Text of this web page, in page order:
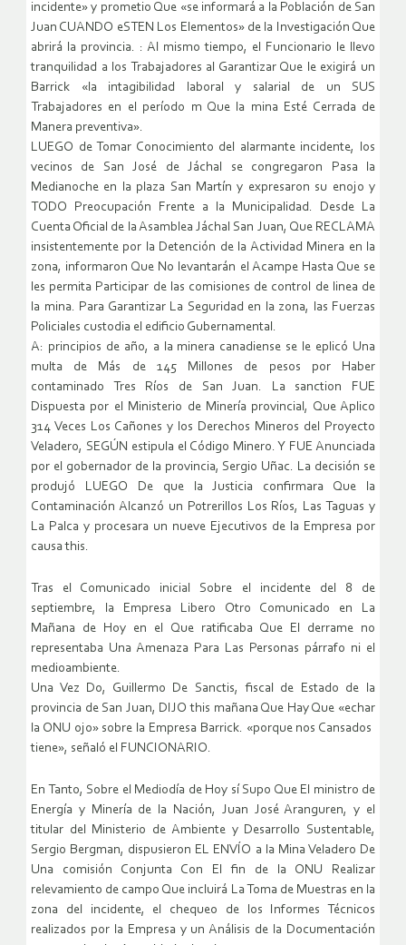
incidente» y prometio Que «se informará a la Población de San
Juan CUANDO eSTEN Los Elementos» de la Investigación Que
abrirá la provincia. : Al mismo tiempo, el Funcionario le llevo
tranquilidad a los Trabajadores al Garantizar Que le exigirá un
Barrick «la intagibilidad laboral y salarial de un SUS
Trabajadores en el período m Que la mina Esté Cerrada de
Manera preventiva».
LUEGO de Tomar Conocimiento del alarmante incidente, los
vecinos de San José de Jáchal se congregaron Pasa la
Medianoche en la plaza San Martín y expresaron su enojo y
TODO Preocupación Frente a la Municipalidad. Desde La
Cuenta Oficial de la Asamblea Jáchal San Juan, Que RECLAMA
insistentemente por la Detención de la Actividad Minera en la
zona, informaron Que No levantarán el Acampe Hasta Que se
les permita Participar de las comisiones de control de linea de
la mina. Para Garantizar La Seguridad en la zona, las Fuerzas
Policiales custodia el edificio Gubernamental.
A: principios de año, a la minera canadiense se le eplicó Una
multa de Más de 145 Millones de pesos por Haber
contaminado Tres Ríos de San Juan. La sanction FUE
Dispuesta por el Ministerio de Minería provincial, Que Aplico
314 Veces Los Cañones y los Derechos Mineros del Proyecto
Veladero, SEGÚN estipula el Código Minero. Y FUE Anunciada
por el gobernador de la provincia, Sergio Uñac. La decisión se
produjó LUEGO De que la Justicia confirmara Que la
Contaminación Alcanzó un Potrerillos Los Ríos, Las Taguas y
La Palca y procesara un nueve Ejecutivos de la Empresa por
causa this.
Tras el Comunicado inicial Sobre el incidente del 8 de
septiembre, la Empresa Libero Otro Comunicado en La
Mañana de Hoy en el Que ratificaba Que El derrame no
representaba Una Amenaza Para Las Personas párrafo ni el
medioambiente.
Una Vez Do, Guillermo De Sanctis, fiscal de Estado de la
provincia de San Juan, DIJO this mañana Que Hay Que «echar
la ONU ojo» sobre la Empresa Barrick. «porque nos Cansados ​​
tiene», señaló el FUNCIONARIO.
En Tanto, Sobre el Mediodía de Hoy sí Supo Que El ministro de
Energía y Minería de la Nación, Juan José Aranguren, y el
titular del Ministerio de Ambiente y Desarrollo Sustentable,
Sergio Bergman, dispusieron EL ENVÍO a la Mina Veladero De
Una comisión Conjunta Con El fin de la ONU Realizar
relevamiento de campo Que incluirá La Toma de Muestras en la
zona del incidente, el chequeo de los Informes Técnicos
realizados por la Empresa y un Análisis de la Documentación